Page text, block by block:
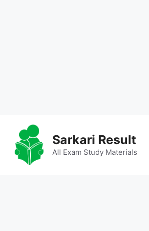
content
Sarkari Result
All Exam Study Materials